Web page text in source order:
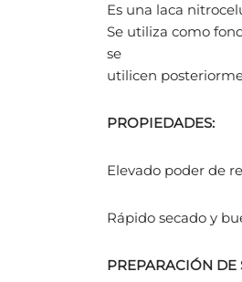
Es una laca
Se utiliza como
se
utilicen
PROPIEDADES:
Elevado poder de
Rápido secado y
PREPARACIÓN DE